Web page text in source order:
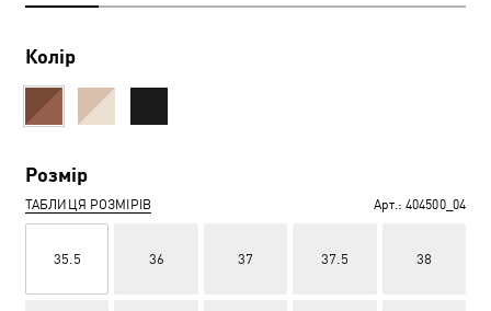
Колір
Розмір
ТАБЛИЦЯ РОЗМІРІВ Арт.: 404500_04
35.5 36 37 37.5 38